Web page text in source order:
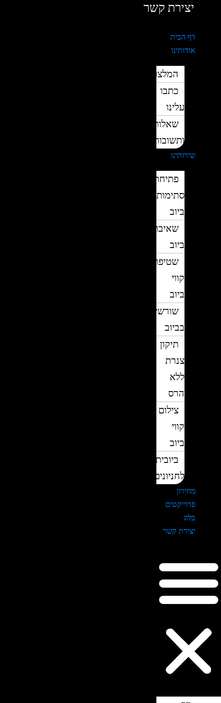
יצירת קשר
דף הבית
אודותינו
המלצות
כתבו
עלינו
שאלות
ותשובות
שירותינו
פתיחת
סתימות
ביוב
שאיבת
ביוב
שטיפת
קווי
ביוב
שורשים
בביוב
תיקון
צנרת
ללא
הרס
צילום
קווי
ביוב
ביובית
לחניונים
מחירון
פרוייקטים
בלוג
יצירת קשר